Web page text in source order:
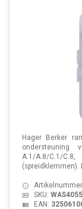
Hager Berker
ondersteuning
A.1/A.8/C.1/
(spreidklemmen).
SKU:
EAN: